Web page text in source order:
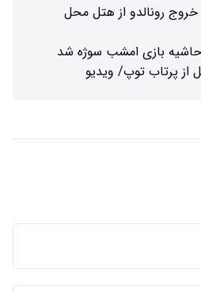
رونالدو از هتل محل
بازی امشب سوژه شد
از پرتاب توپ/ ویدیو